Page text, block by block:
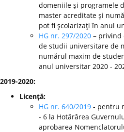
domeniile şi programele
master acreditate şi
pot fi şcolarizaţi în anul
HG nr. 297/2020 – privind
de studii universitare de
numărul maxim de
anul universitar 2020 -
2019-2020:
Licenţă:
HG nr. 640/2019 - pentru
- 6 la Hotărârea
aprobarea